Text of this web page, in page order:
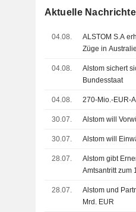
Aktuelle
04.08.
ALSTOM S.A
Züge in
04.08.
Alstom sichert
Bundesstaat
04.08. 270-Mio.-EUR-
30.07. Alstom will
30.07. Alstom will
28.07.
Alstom gibt
Amtsantritt zum
28.07.
Alstom und
Mrd. EUR